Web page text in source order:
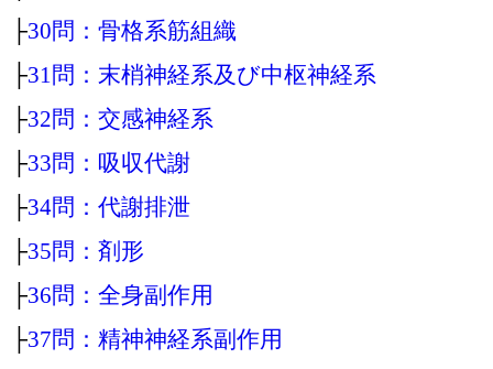
├30問：骨格系筋組織
├31問：末梢神経系及び中枢神経系
├32問：交感神経系
├33問：吸収代謝
├34問：代謝排泄
├35問：剤形
├36問：全身副作用
├37問：精神神経系副作用